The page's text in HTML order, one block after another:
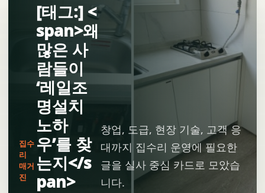
집수
리
매거
진
[태그:] <
span>왜
많은 사
람들이
‘레일조
명설치
노하
우’를 찾
는지</s
pan>
창업, 도급, 현장 기술, 고객 응
대까지 집수리 운영에 필요한
글을 실사 중심 카드로 모았습
니다.